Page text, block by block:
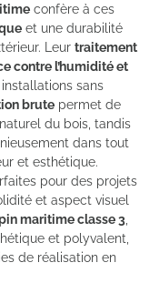
confère à ces
et une durabilité
Leurtraitement
contre l’humidité et
installations sans
brute permet de
du bois, tandis
dans tout
et esthétique.
pour des projets
et aspect visuel
maritime classe 3
et polyvalent,
de réalisation en